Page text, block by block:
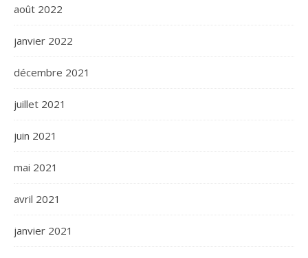
août 2022
janvier 2022
décembre 2021
juillet 2021
juin 2021
mai 2021
avril 2021
janvier 2021